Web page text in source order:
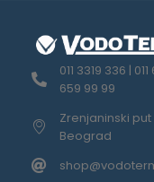
011 3319 336 |
659 99 99
Zrenjaninski put
Beograd